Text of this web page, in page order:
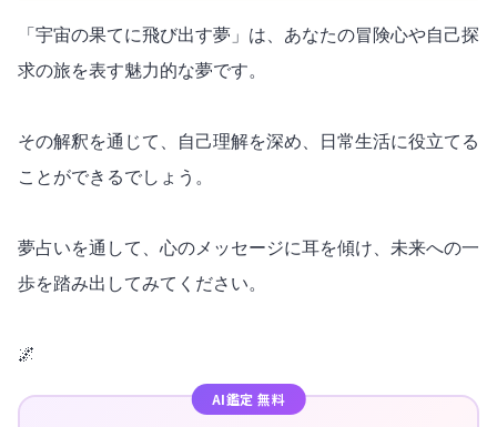
「宇宙の果てに飛び出す夢」は、あなたの冒険心や自己探
求の旅を表す魅力的な夢です。
その解釈を通じて、自己理解を深め、日常生活に役立てる
ことができるでしょう。
夢占いを通して、心のメッセージに耳を傾け、未来への一
歩を踏み出してみてください。
🌌
AI鑑定 無料